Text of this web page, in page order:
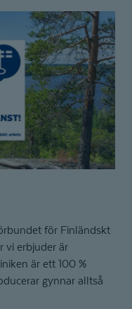
för Finländskt
vi erbjuder är
är ett 100 %
gynnar alltså